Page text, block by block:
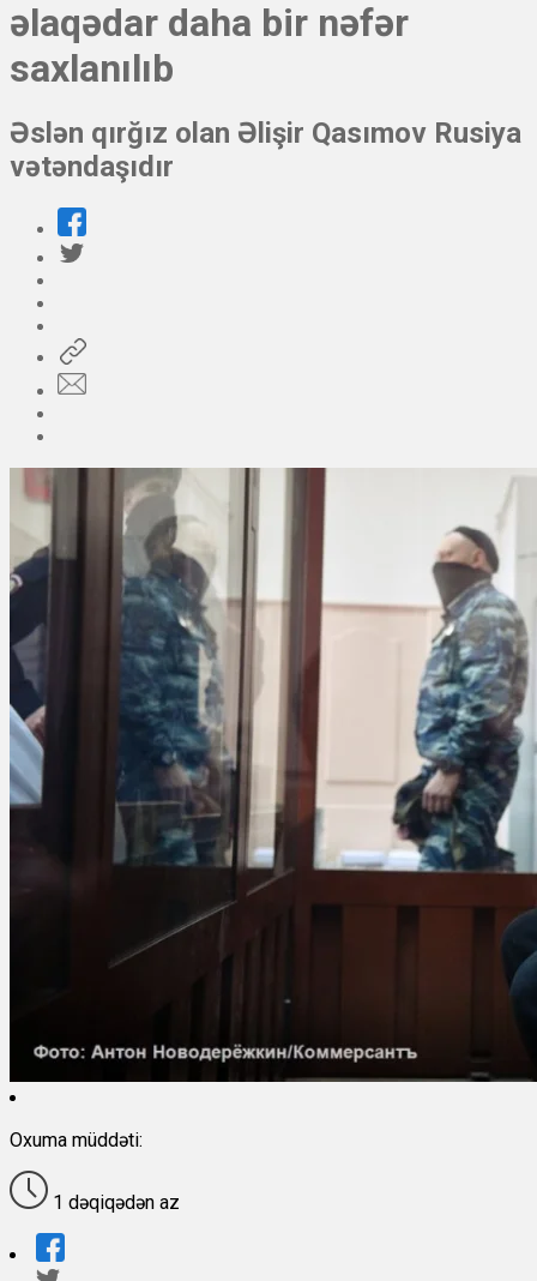
əlaqədar daha bir nəfər
saxlanılıb
Əslən qırğız olan Əlişir Qasımov Rusiya
vətəndaşıdır
Oxuma müddəti:
1 dəqiqədən az